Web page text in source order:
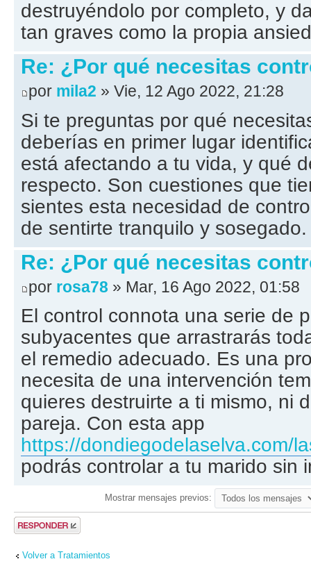
destruyéndolo por completo, y
tan graves como la propia
Re: ¿Por qué necesitas
por mila2 » Vie, 12 Ago 2022, 21:28
Si te preguntas por qué
deberías en primer lugar
está afectando a tu vida, y qué
respecto. Son cuestiones que
sientes esta necesidad de
de sentirte tranquilo y sosegado.
Re: ¿Por qué necesitas
por rosa78 » Mar, 16 Ago 2022, 01:58
El control connota una serie de
subyacentes que arrastrarás
el remedio adecuado. Es una
necesita de una intervención
quieres destruirte a ti mismo, ni
pareja. Con esta app
https://dondiegodelaselva.com/
podrás controlar a tu marido sin
Mostrar mensajes previos:
Publicar una
respuesta
Volver a Tratamientos